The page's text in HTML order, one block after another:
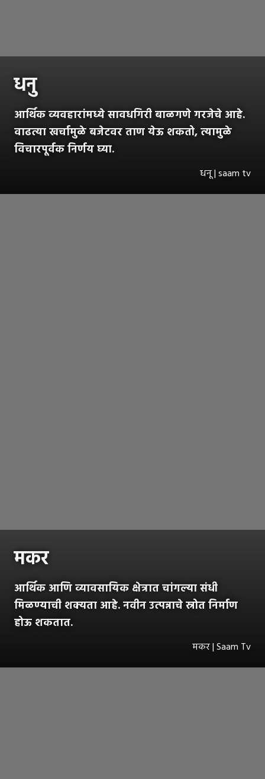
धनु
आर्थिक व्यवहारांमध्ये सावधगिरी बाळगणे गरजेचे आहे.
वाढत्या खर्चामुळे बजेटवर ताण येऊ शकतो, त्यामुळे
विचारपूर्वक निर्णय घ्या.
धनू | saam tv
मकर
आर्थिक आणि व्यावसायिक क्षेत्रात चांगल्या संधी
मिळण्याची शक्यता आहे. नवीन उत्पन्नाचे स्रोत निर्माण
होऊ शकतात.
मकर | Saam Tv